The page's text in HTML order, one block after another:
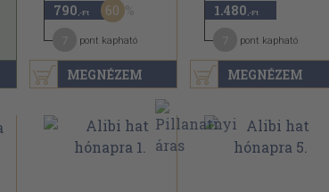
MEGNÉZEM
790 ,-Ft 60
pont kapható
MEGNÉZEM
1.480 ,-Ft
pont kapható